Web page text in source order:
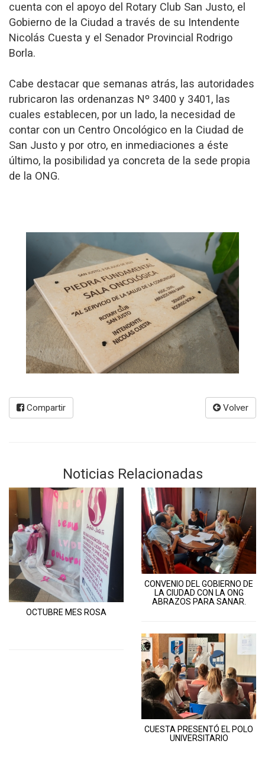
cuenta con el apoyo del Rotary Club San Justo, el
Gobierno de la Ciudad a través de su Intendente
Nicolás Cuesta y el Senador Provincial Rodrigo
Borla.
Cabe destacar que semanas atrás, las autoridades
rubricaron las ordenanzas Nº 3400 y 3401, las
cuales establecen, por un lado, la necesidad de
contar con un Centro Oncológico en la Ciudad de
San Justo y por otro, en inmediaciones a éste
último, la posibilidad ya concreta de la sede propia
de la ONG.
Compartir Volver
Noticias Relacionadas
OCTUBRE MES ROSA
CONVENIO DEL GOBIERNO DE
LA CIUDAD CON LA ONG
ABRAZOS PARA SANAR.
CUESTA PRESENTÓ EL POLO
UNIVERSITARIO